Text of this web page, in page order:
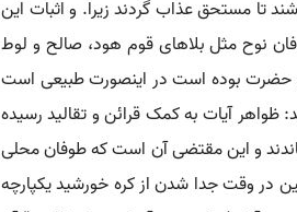
تا مستحق عذاب گردند زیرا. و اثبات این
نوح مثل بلاهای قوم هود، صالح و لوط
حضرت بوده است در اینصورت طبیعی است
آیات به کمک قرائن و تقالید رسیده
و این مقتضی آن است که طوفان محلی
در وقت جدا شدن از کره خورشید یکپارچه